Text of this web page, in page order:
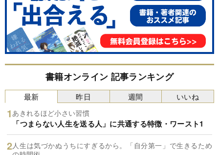
書籍オンライン 記事ランキング
最新
あきれるほど小さい習慣
「つまらない人生を送る人」に共通する特徴・ワースト1
人生は気づかぬうちにすぎるから。「自分第一」で生きるため
昨日 週間 いいね